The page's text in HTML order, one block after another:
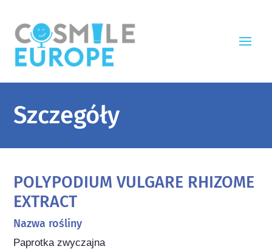
Szczegóły
POLYPODIUM VULGARE RHIZOME
EXTRACT
Nazwa rośliny
Paprotka zwyczajna